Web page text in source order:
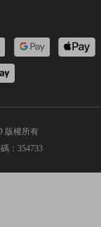
版權所有
：354733